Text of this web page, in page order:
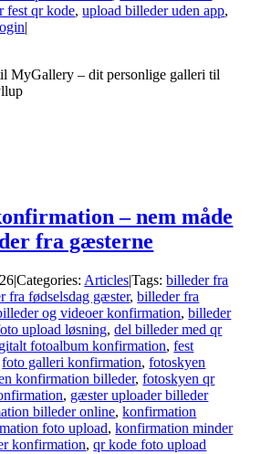
fest qr kode,upload billeder uden app,
|
MyGallery – dit personlige galleri til
– nem måde
fra gæsterne
|Categories: Articles|Tags:billeder fra
fra fødselsdag gæster,billeder fra
og videoer konfirmation,billeder
upload løsning,del billeder med qr
fotoalbum konfirmation,fest
foto galleri konfirmation,fotoskyen
konfirmation billeder,fotoskyen qr
, gæster uploader billeder
billeder online,konfirmation
foto upload,konfirmation minder
konfirmation,qr kode foto upload